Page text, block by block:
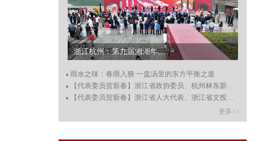
浙江杭州：第九届湘湖年鱼集开幕...
雨水之味：春雨入膳 一盅汤里的东方平衡之道
【代表委员贺新春】浙江省政协委员、杭州林东新能源科技
【代表委员贺新春】浙江省人大代表、浙江省文投集团党委
更多>>